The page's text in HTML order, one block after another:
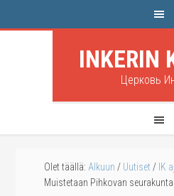
INKERIN
Церковь
Olet täällä: Alkuun / Uutiset / IK
Muistetaan Pihkovan